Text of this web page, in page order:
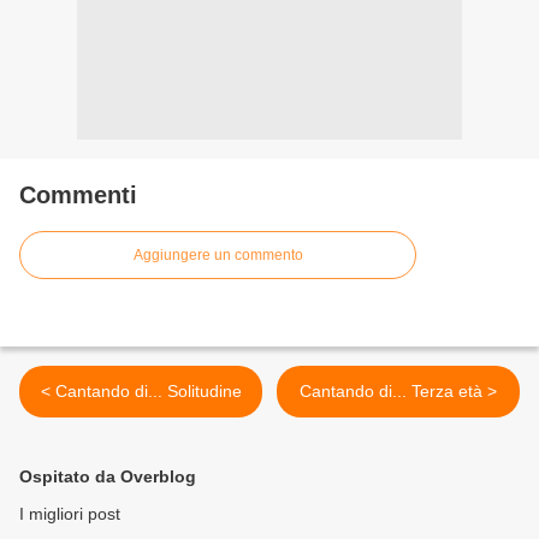
Commenti
Aggiungere un commento
< Cantando di... Solitudine Cantando di... Terza età >
Ospitato da Overblog
I migliori post